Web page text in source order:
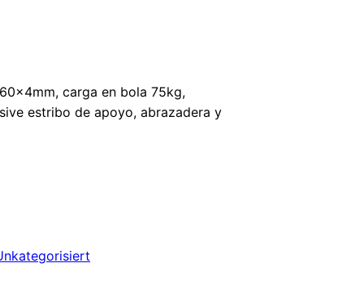
carga en bola 75kg,
estribo de apoyo, abrazadera y